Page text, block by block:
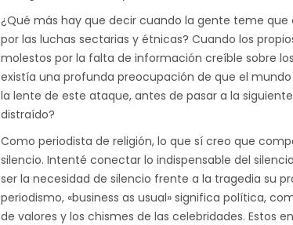
¿Qué más hay que decir cuando la gente teme que
por las luchas sectarias y étnicas? Cuando los
molestos por la falta de información creíble sobre
existía una profunda preocupación de que el
la lente de este ataque, antes de pasar a la
distraído?
Como periodista de religión, lo que sí creo que
silencio. Intenté conectar lo indispensable del
ser la necesidad de silencio frente a la tragedia su
periodismo, «business as usual» significa política,
de valores y los chismes de las celebridades. Estos